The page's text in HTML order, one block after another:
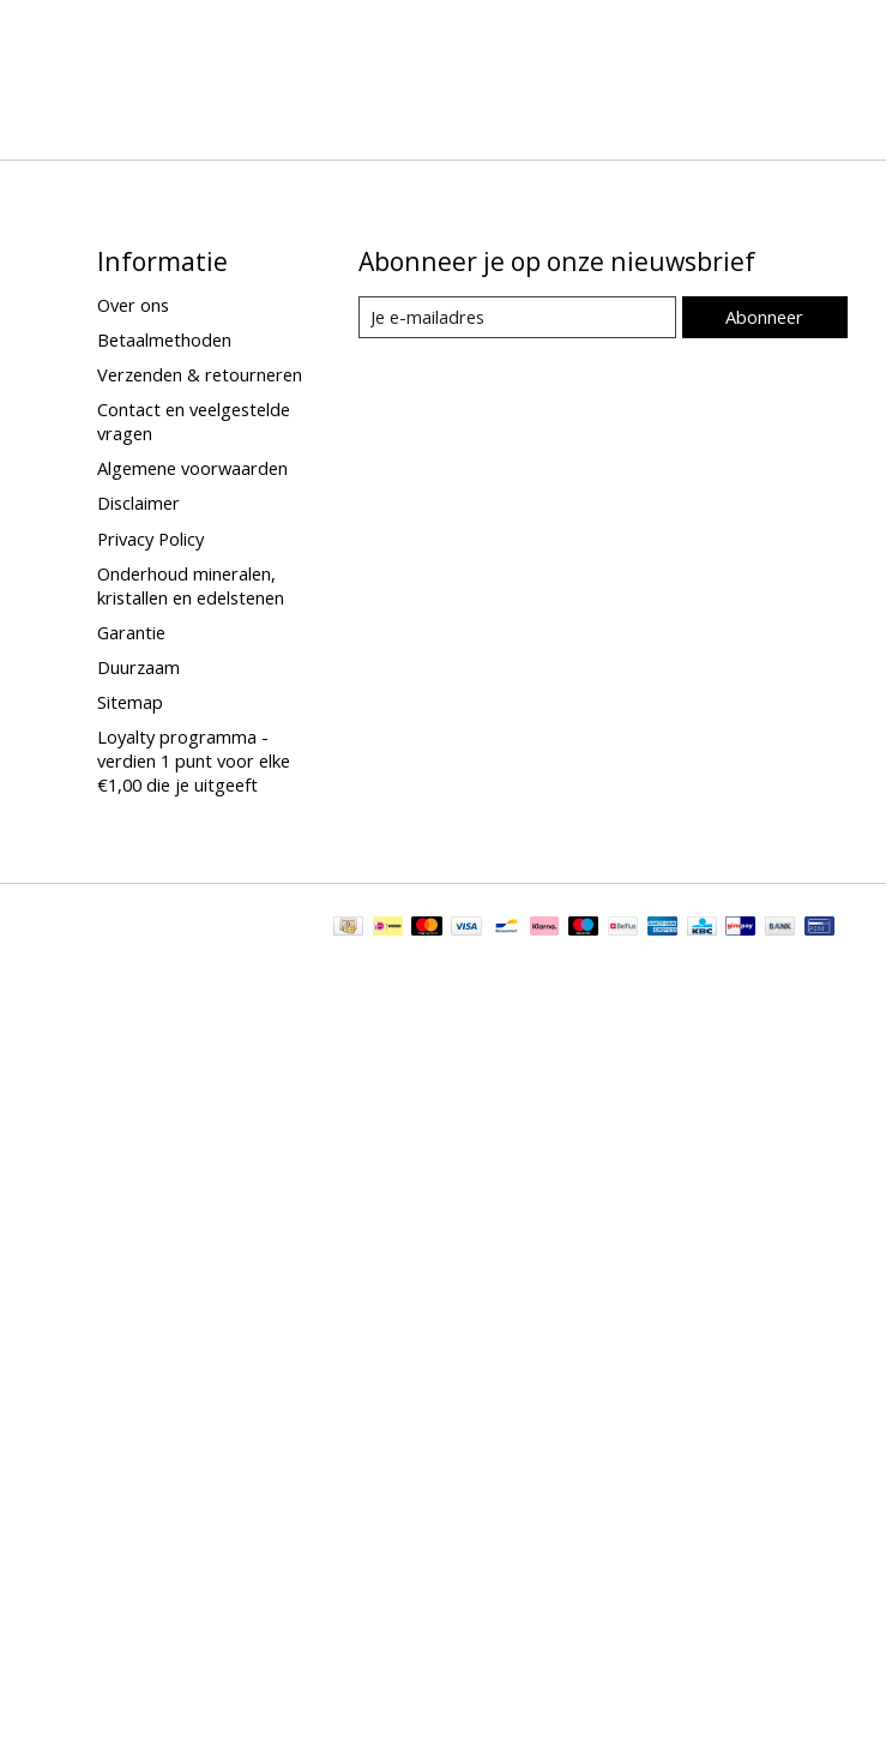
Informatie
Over ons
Betaalmethoden
Verzenden & retourneren
Contact en veelgestelde
vragen
Algemene voorwaarden
Disclaimer
Privacy Policy
Onderhoud mineralen,
kristallen en edelstenen
Garantie
Duurzaam
Sitemap
Loyalty programma -
verdien 1 punt voor elke
€1,00 die je uitgeeft
Abonneer je op onze nieuwsbrief
Abonneer